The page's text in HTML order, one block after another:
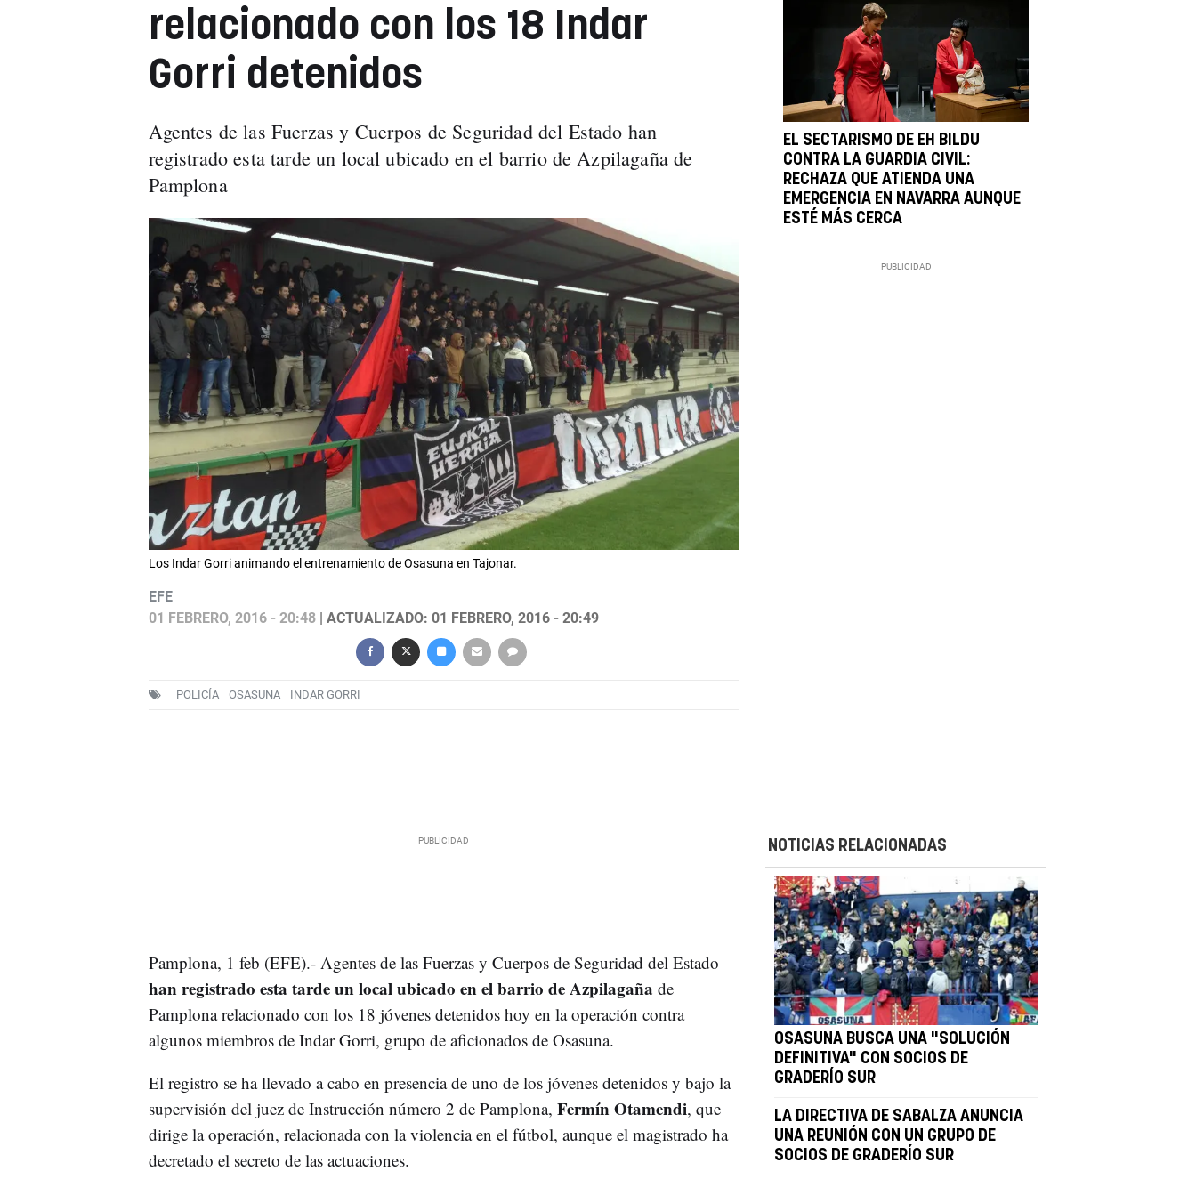
relacionado con los 18 Indar
Gorri detenidos
Agentes de las Fuerzas y Cuerpos de Seguridad del Estado han
registrado esta tarde un local ubicado en el barrio de Azpilagaña de
Pamplona
Los Indar Gorri animando el entrenamiento de Osasuna en Tajonar.
EFE
01 FEBRERO, 2016 - 20:48| ACTUALIZADO: 01 FEBRERO, 2016 - 20:49
POLICÍA OSASUNA INDAR GORRI
EL SECTARISMO DE EH BILDU
CONTRA LA GUARDIA CIVIL:
RECHAZA QUE ATIENDA UNA
EMERGENCIA EN NAVARRA AUNQUE
ESTÉ MÁS CERCA
Pamplona, 1 feb (EFE).- Agentes de las Fuerzas y Cuerpos de Seguridad del Estado
han registrado esta tarde un local ubicado en el barrio de Azpilagaña de
Pamplona relacionado con los 18 jóvenes detenidos hoy en la operación contra
algunos miembros de Indar Gorri, grupo de aficionados de Osasuna.
El registro se ha llevado a cabo en presencia de uno de los jóvenes detenidos y bajo la
supervisión del juez de Instrucción número 2 de Pamplona, Fermín Otamendi, que
dirige la operación, relacionada con la violencia en el fútbol, aunque el magistrado ha
decretado el secreto de las actuaciones.
NOTICIAS RELACIONADAS
OSASUNA BUSCA UNA "SOLUCIÓN
DEFINITIVA" CON SOCIOS DE
GRADERÍO SUR
LA DIRECTIVA DE SABALZA ANUNCIA
UNA REUNIÓN CON UN GRUPO DE
SOCIOS DE GRADERÍO SUR